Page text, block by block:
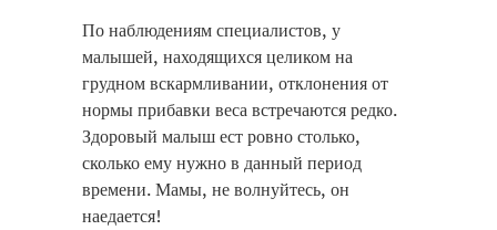
По наблюдениям специалистов, у
малышей, находящихся целиком на
грудном вскармливании, отклонения от
нормы прибавки веса встречаются редко.
Здоровый малыш ест ровно столько,
сколько ему нужно в данный период
времени. Мамы, не волнуйтесь, он
наедается!